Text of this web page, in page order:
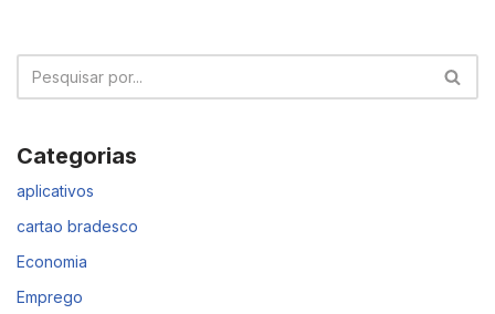
Categorias
aplicativos
cartao bradesco
Economia
Emprego